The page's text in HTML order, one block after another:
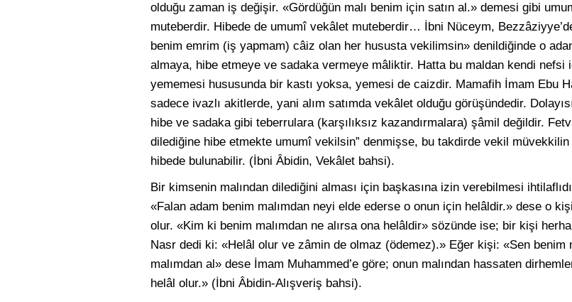
olduğu zaman iş değişir. «Gördüğün malı benim için satın al.» demesi gibi
muteberdir. Hibede de umumî vekâlet muteberdir… İbni Nüceym,
benim emrim (iş yapmam) câiz olan her hususta vekilimsin» denildiğinde o
almaya, hibe etmeye ve sadaka vermeye mâliktir. Hatta bu maldan kendi
yememesi hususunda bir kastı yoksa, yemesi de caizdir. Mamafih İmam Ebu
sadece ivazlı akitlerde, yani alım satımda vekâlet olduğu görüşündedir.
hibe ve sadaka gibi teberrulara (karşılıksız kazandırmalara) şâmil değildir.
dilediğine hibe etmekte umumî vekilsin” denmişse, bu takdirde vekil
hibede bulunabilir. (İbni Âbidin, Vekâlet bahsi).
Bir kimsenin malından dilediğini alması için başkasına izin verebilmesi
«Falan adam benim malımdan neyi elde ederse o onun için helâldir.» dese o
olur. «Kim ki benim malımdan ne alırsa ona helâldir» sözünde ise; bir kişi
Nasr dedi ki: «Helâl olur ve zâmin de olmaz (ödemez).» Eğer kişi: «Sen benim
malımdan al» dese İmam Muhammed’e göre; onun malından hassaten
helâl olur.» (İbni Âbidin-Alışveriş bahsi).